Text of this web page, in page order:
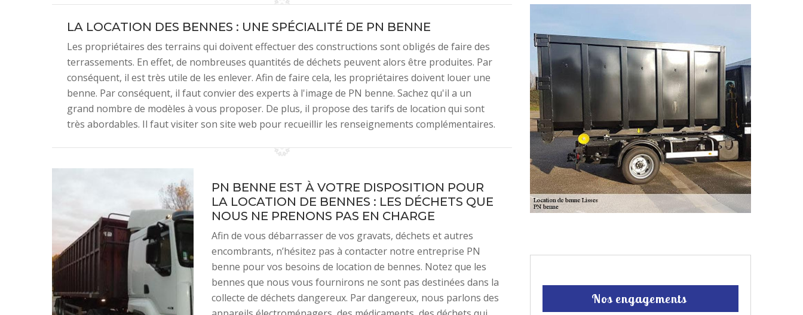
LA LOCATION DES BENNES : UNE SPÉCIALITÉ DE PN BENNE
Les propriétaires des terrains qui doivent effectuer des constructions sont obligés de faire des
terrassements. En effet, de nombreuses quantités de déchets peuvent alors être produites. Par
conséquent, il est très utile de les enlever. Afin de faire cela, les propriétaires doivent louer une
benne. Par conséquent, il faut convier des experts à l'image de PN benne. Sachez qu'il a un
grand nombre de modèles à vous proposer. De plus, il propose des tarifs de location qui sont
très abordables. Il faut visiter son site web pour recueillir les renseignements complémentaires.
PN BENNE EST À VOTRE DISPOSITION POUR
LA LOCATION DE BENNES : LES DÉCHETS QUE
NOUS NE PRENONS PAS EN CHARGE
Afin de vous débarrasser de vos gravats, déchets et autres
encombrants, n’hésitez pas à contacter notre entreprise PN
benne pour vos besoins de location de bennes. Notez que les
bennes que nous vous fournirons ne sont pas destinées dans la
collecte de déchets dangereux. Par dangereux, nous parlons des
Nos engagements